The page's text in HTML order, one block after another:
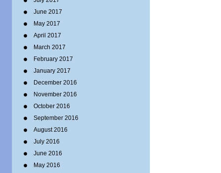
June 2017
May 2017
April 2017
March 2017
February 2017
January 2017
December 2016
November 2016
October 2016
September 2016
August 2016
July 2016
June 2016
May 2016